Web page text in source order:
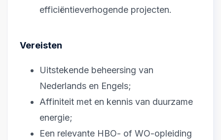
efficiëntieverhogende projecten.
Vereisten
Uitstekende beheersing van
Nederlands en Engels;
Affiniteit met en kennis van duurzame
energie;
Een relevante HBO- of WO-opleiding